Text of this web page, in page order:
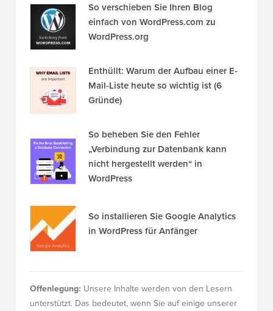
So verschieben Sie Ihren Blog
einfach von WordPress.com zu
WordPress.org
Enthüllt: Warum der Aufbau einer E-
Mail-Liste heute so wichtig ist (6
Gründe)
So beheben Sie den Fehler
„Verbindung zur Datenbank kann
nicht hergestellt werden“ in
WordPress
So installieren Sie Google Analytics
in WordPress für Anfänger
Offenlegung: Unsere Inhalte werden von den Lesern
unterstützt. Das bedeutet, wenn Sie auf einige unserer